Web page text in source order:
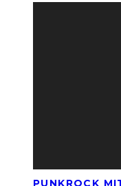
PUNKROCK